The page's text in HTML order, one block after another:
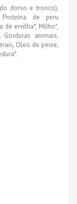
dorso e tronco),
de peru
de ervilha*, Milho*,
animais,
Oleo de peixe,